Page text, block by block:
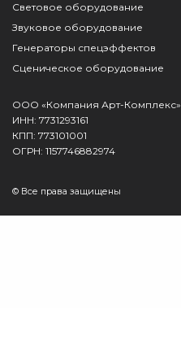
Световое оборудование
Звуковое оборудование
Генераторы спецэффектов
Сценическое оборудование
ООО «Компания Арт-Комплекс»
ИНН: 7731293161
КПП: 773101001
ОГРН: 1157746882974
© Все права защищены